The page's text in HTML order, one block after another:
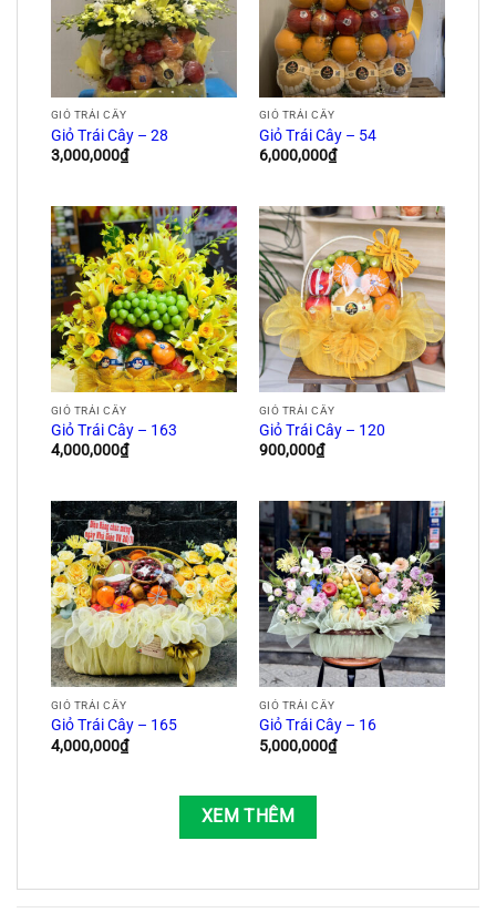
GIỎ TRÁI CÂY
Giỏ Trái Cây – 28
3,000,000₫
GIỎ TRÁI CÂY
Giỏ Trái Cây – 54
6,000,000₫
GIỎ TRÁI CÂY
Giỏ Trái Cây – 163
4,000,000₫
GIỎ TRÁI CÂY
Giỏ Trái Cây – 120
900,000₫
GIỎ TRÁI CÂY
Giỏ Trái Cây – 165
4,000,000₫
GIỎ TRÁI CÂY
Giỏ Trái Cây – 16
5,000,000₫
XEM THÊM